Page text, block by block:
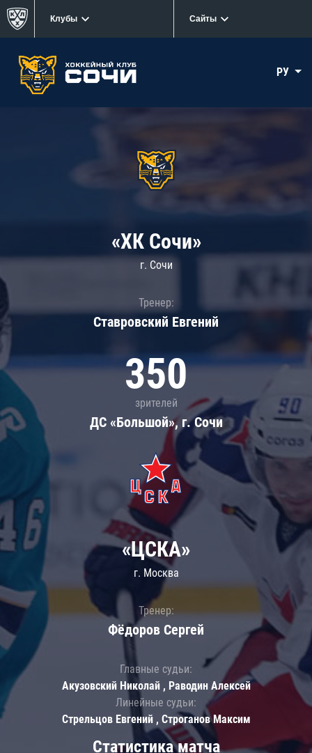
Клубы Сайты
РУ
«ХК Сочи»
г. Сочи
Тренер:
Ставровский Евгений
350
зрителей
ДС «Большой», г. Сочи
Статистика матча
«ЦСКА»
г. Москва
Тренер:
Фёдоров Сергей
Главные судьи:
Акузовский Николай , Раводин Алексей
Линейные судьи:
Стрельцов Евгений , Строганов Максим